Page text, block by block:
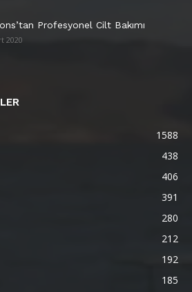
Profesyonel Cilt Bakımı
2020
1588
438
406
391
280
212
192
185